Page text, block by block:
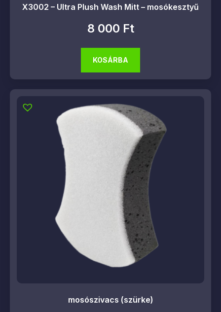
X3002 – Ultra Plush Wash Mitt – mosókesztyű
8 000 Ft
KOSÁRBA
mosószivacs (szürke)